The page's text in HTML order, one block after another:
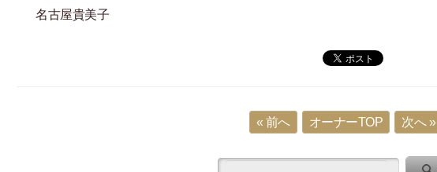
名古屋貴美子
« 前へ オーナーTOP 次へ »